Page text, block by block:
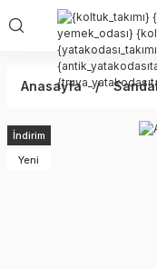
Anasayfa
İndirim
Yeni